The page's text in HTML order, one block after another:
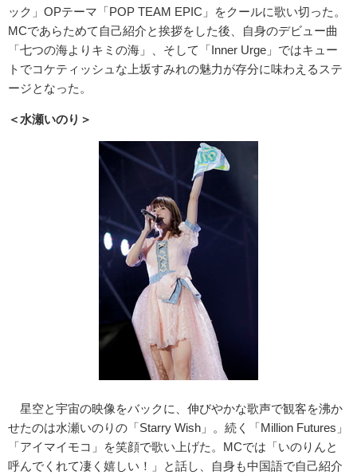
ック」OPテーマ「POP TEAM EPIC」をクールに歌い切った。
MCであらためて自己紹介と挨拶をした後、自身のデビュー曲
「七つの海よりキミの海」、そして「Inner Urge」ではキュー
トでコケティッシュな上坂すみれの魅力が存分に味わえるステ
ージとなった。
＜水瀬いのり＞
星空と宇宙の映像をバックに、伸びやかな歌声で観客を沸か
せたのは水瀬いのりの「Starry Wish」。続く「Million Futures」
「アイマイモコ」を笑顔で歌い上げた。MCでは「いのりんと
呼んでくれて凄く嬉しい！」と話し、自身も中国語で自己紹介